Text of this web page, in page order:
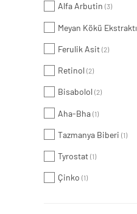
Alfa Arbutin (3)
Meyan Kökü Ekstraktı
Ferulik Asit (2)
Retinol (2)
Bisabolol (2)
Aha-Bha (1)
Tazmanya Biberi (1)
Tyrostat (1)
Çinko (1)